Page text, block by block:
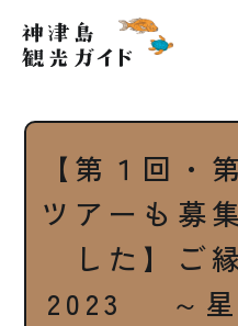
【第１回・
ツアーも募
した】ご
2023 ～星